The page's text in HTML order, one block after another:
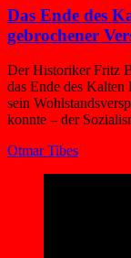
Das Ende des
gebrochener
Der Historiker Fritz
das Ende des
sein
konnte – der
Otmar Tibes